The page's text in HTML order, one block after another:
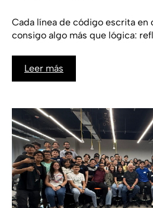
Cada línea de código escrita en
consigo algo más que lógica:
Leer más